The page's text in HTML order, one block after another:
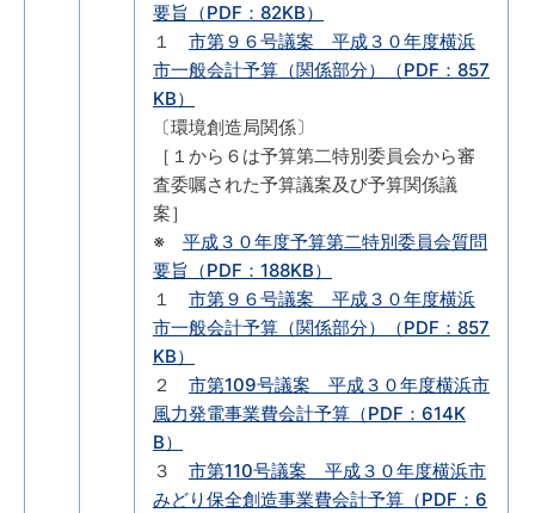
要旨（PDF：82KB）
１ 市第９６号議案 平成３０年度横浜
市一般会計予算（関係部分）（PDF：857
KB）
〔環境創造局関係〕
［１から６は予算第二特別委員会から審
査委嘱された予算議案及び予算関係議
案］
※ 平成３０年度予算第二特別委員会質問
要旨（PDF：188KB）
１ 市第９６号議案 平成３０年度横浜
市一般会計予算（関係部分）（PDF：857
KB）
２ 市第109号議案 平成３０年度横浜市
風力発電事業費会計予算（PDF：614K
B）
３ 市第110号議案 平成３０年度横浜市
みどり保全創造事業費会計予算（PDF：6